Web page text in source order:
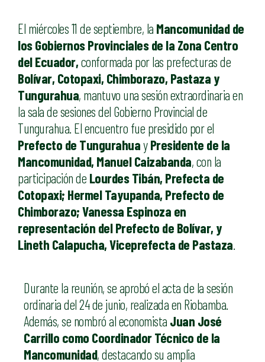
El miércoles 11 de septiembre, la Mancomunidad de
los Gobiernos Provinciales de la Zona Centro
del Ecuador,conformada por las prefecturas de
Bolívar, Cotopaxi, Chimborazo, Pastaza y
Tungurahua, mantuvo una sesión extraordinaria en
la sala de sesiones del Gobierno Provincial de
Tungurahua. El encuentro fue presidido por el
Prefecto de TungurahuayPresidente de la
Mancomunidad, Manuel Caizabanda, con la
participación de Lourdes Tibán, Prefecta de
Cotopaxi; Hermel Tayupanda, Prefecto de
Chimborazo; Vanessa Espinoza en
representación del Prefecto de Bolívar, y
Lineth Calapucha, Viceprefecta de Pastaza.
Durante la reunión, se aprobó el acta de la sesión
ordinaria del 24 de junio, realizada en Riobamba.
Además, se nombró al economista Juan José
Carrillo como Coordinador Técnico de la
Mancomunidad, destacando su amplia